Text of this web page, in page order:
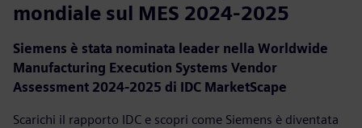
mondiale sul MES 2024-2025
Siemens è stata nominata leader nella Worldwide
Manufacturing Execution Systems Vendor
Assessment 2024-2025 di IDC MarketScape
Scarichi il rapporto IDC e scopri come Siemens è diventata